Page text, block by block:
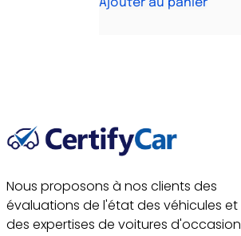
Ajouter au panier
Nous proposons à nos clients des
évaluations de l'état des véhicules et
des expertises de voitures d'occasion